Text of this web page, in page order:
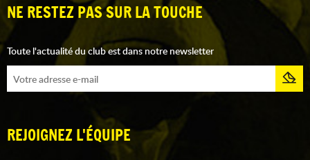
NE RESTEZ PAS SUR LA TOUCHE
Toute l'actualité du club est dans notre newsletter
REJOIGNEZ L'ÉQUIPE